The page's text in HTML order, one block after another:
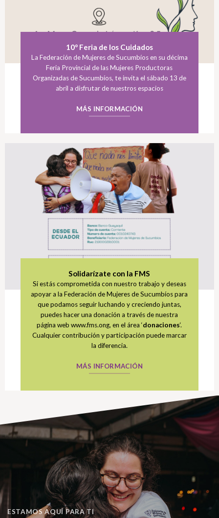
10° Feria de los Cuidados
La Federación de Mujeres de Sucumbíos en su décima
Feria Provincial de las Mujeres Productoras
Organizadas de Sucumbíos, te invita el sábado 13 de
abril a disfrutar de nuestros espacios
MÁS INFORMACIÓN
Solidarízate con la FMS
Si estás comprometida con nuestro trabajo y deseas
apoyar a la Federación de Mujeres de Sucumbíos para
que podamos seguir luchando y creciendo juntas,
puedes hacer una donación a través de nuestra
página web www.fms.ong, en el área ‘donaciones‘.
Cualquier contribución y participación puede marcar
la diferencia.
MÁS INFORMACIÓN
ESTAMOS AQUÍ PARA TI